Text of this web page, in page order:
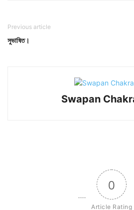
Previous article
সুভাষিত।
Swapan
0
Article Rating